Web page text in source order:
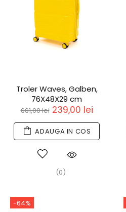
Troler Waves, Galben,
76X48X29 cm
661,00 lei 239,00 lei
ADAUGA IN COS
(0)
-64%